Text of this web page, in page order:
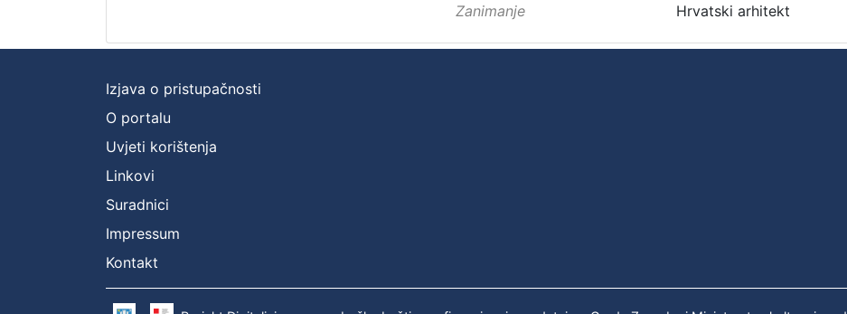
Zanimanje
Hrvatski arhitekt
Izjava o pristupačnosti
O portalu
Uvjeti korištenja
Linkovi
Suradnici
Impressum
Kontakt